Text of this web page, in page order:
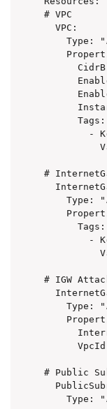
# VPC
  VPC:
Type:
      Tags:
-
#
Type:
      Tags:
-
# IGW
Type:
# Public
Type: